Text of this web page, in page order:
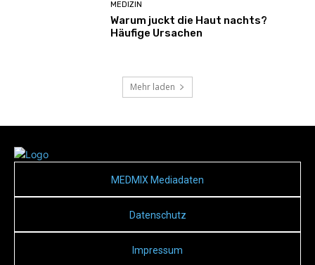
MEDIZIN
Warum juckt die Haut nachts?
Häufige Ursachen
Mehr laden
MEDMIX Mediadaten
Datenschutz
Impressum